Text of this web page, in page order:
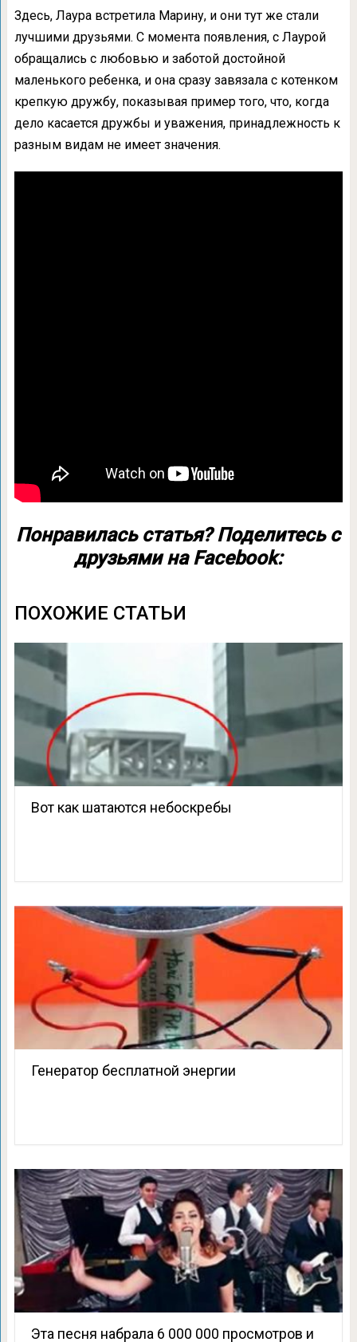
Здесь, Лаура встретила Марину, и они тут же стали
лучшими друзьями. С момента появления, с Лаурой
обращались с любовью и заботой достойной
маленького ребенка, и она сразу завязала с котенком
крепкую дружбу, показывая пример того, что, когда
дело касается дружбы и уважения, принадлежность к
разным видам не имеет значения.
Понравилась статья? Поделитесь с
друзьями на Facebook:
ПОХОЖИЕ СТАТЬИ
Вот как шатаются небоскребы
Генератор бесплатной энергии
Эта песня набрала 6 000 000 просмотров и